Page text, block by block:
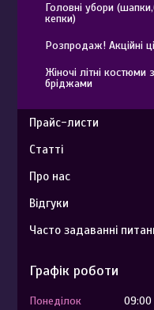
Головні убори
кепки)
Розпродаж! Акційні
Жіночі літні костюми з
бріджами
Прайс-листи
Статті
Про нас
Відгуки
Часто задаванні
Графік роботи
Понеділок 09:00